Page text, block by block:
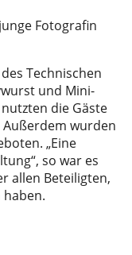
Fotografin
Technischen
und Mini-
die Gäste
Außerdem wurden
„Eine
so war es
allen Beteiligten,